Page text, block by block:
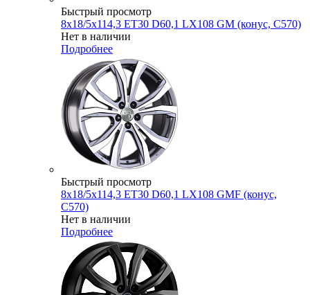
Быстрый просмотр
8x18/5x114,3 ET30 D60,1 LX108 GM (конус, C570)
Нет в наличии
Подробнее
Быстрый просмотр
8x18/5x114,3 ET30 D60,1 LX108 GMF (конус,
C570)
Нет в наличии
Подробнее